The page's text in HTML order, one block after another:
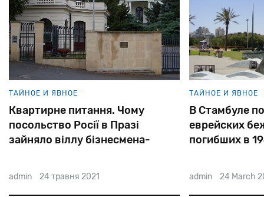
ТАЙНОЕ И ЯВНОЕ
Квартирне питання. Чому
посольство Росії в Празі
зайняло віллу бізнесмена-
admin 24 травня 2021
ТАЙНОЕ И ЯВНОЕ
В Стамбуле
еврейских
погибших в
admin 24 March